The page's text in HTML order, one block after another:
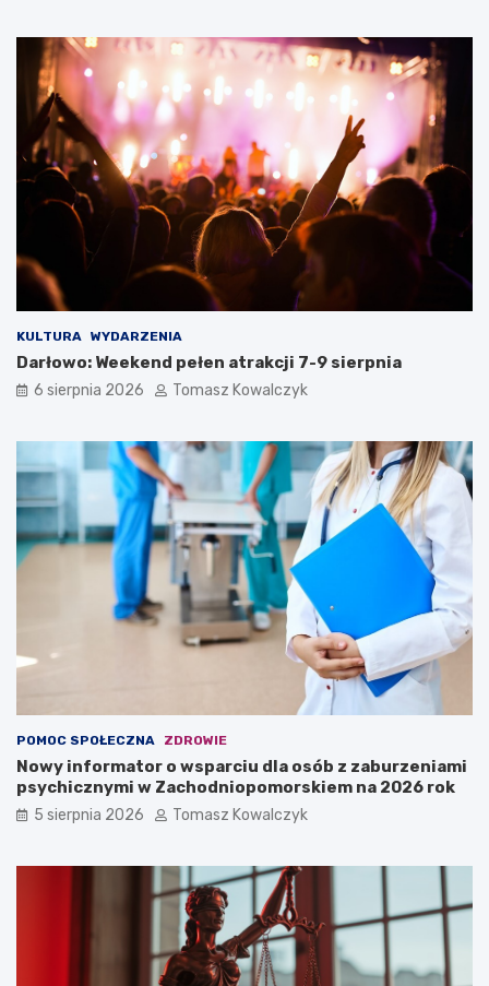
KULTURA WYDARZENIA
Darłowo: Weekend pełen atrakcji 7-9 sierpnia
6 sierpnia 2026 Tomasz Kowalczyk
POMOC SPOŁECZNA ZDROWIE
Nowy informator o wsparciu dla osób z zaburzeniami
psychicznymi w Zachodniopomorskiem na 2026 rok
5 sierpnia 2026 Tomasz Kowalczyk